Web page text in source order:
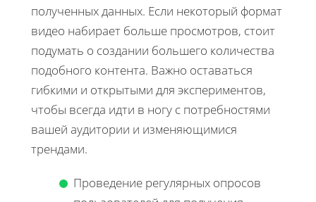
полученных данных. Если некоторый формат
видео набирает больше просмотров, стоит
подумать о создании большего количества
подобного контента. Важно оставаться
гибкими и открытыми для экспериментов,
чтобы всегда идти в ногу с потребностями
вашей аудитории и изменяющимися
трендами.
Проведение регулярных опросов